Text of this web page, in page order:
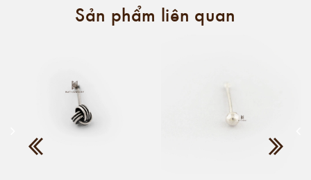
Sản phẩm liên quan